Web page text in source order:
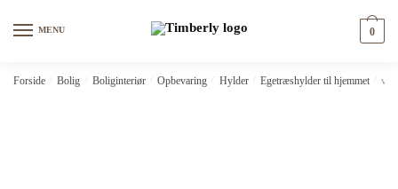
MENU 0
Forside Bolig Boliginteriør Opbevaring Hylder Egetræshylder til hjemmet